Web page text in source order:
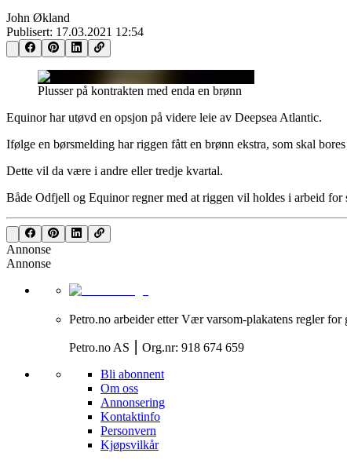
John Økland
Publisert: 17.03.2021 12:54
Plusser på kontrakten med enda en brønn
Equinor har utøvd en opsjon på videre leie av Deepsea Atlantic.
Ifølge en børsmelding har riggen fått en brønn ekstra, som skal
Dette vil da være i andre eller tredje kvartal.
Både Odfjell og Equinor regner med at riggen vil holdes i arbeid
Annonse
Annonse
Petro.no arbeider etter Vær varsom-plakatens regler
Petro.no AS ⎮ Org.nr: 918 674 659
Bli abonnent
Om oss
Annonsering
Kontaktinfo
Personvern
Kjøpsvilkår